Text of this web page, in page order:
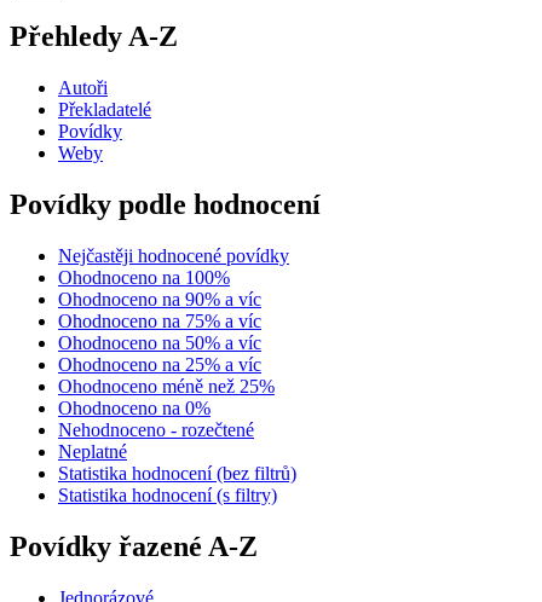
Přehledy A-Z
Autoři
Překladatelé
Povídky
Weby
Povídky podle hodnocení
Nejčastěji hodnocené povídky
Ohodnoceno na 100%
Ohodnoceno na 90% a víc
Ohodnoceno na 75% a víc
Ohodnoceno na 50% a víc
Ohodnoceno na 25% a víc
Ohodnoceno méně než 25%
Ohodnoceno na 0%
Nehodnoceno - rozečtené
Neplatné
Statistika hodnocení (bez filtrů)
Statistika hodnocení (s filtry)
Povídky řazené A-Z
Jednorázové